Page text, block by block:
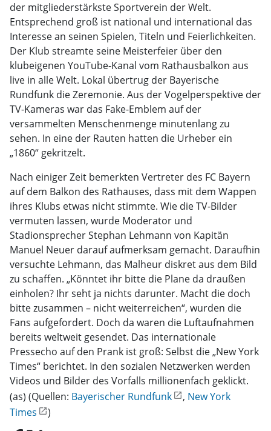
der mitgliederstärkste Sportverein der Welt.
Entsprechend groß ist national und international das
Interesse an seinen Spielen, Titeln und Feierlichkeiten.
Der Klub streamte seine Meisterfeier über den
klubeigenen YouTube-Kanal vom Rathausbalkon aus
live in alle Welt. Lokal übertrug der Bayerische
Rundfunk die Zeremonie. Aus der Vogelperspektive der
TV-Kameras war das Fake-Emblem auf der
versammelten Menschenmenge minutenlang zu
sehen. In eine der Rauten hatten die Urheber ein
„1860“ gekritzelt.
Nach einiger Zeit bemerkten Vertreter des FC Bayern
auf dem Balkon des Rathauses, dass mit dem Wappen
ihres Klubs etwas nicht stimmte. Wie die TV-Bilder
vermuten lassen, wurde Moderator und
Stadionsprecher Stephan Lehmann von Kapitän
Manuel Neuer darauf aufmerksam gemacht. Daraufhin
versuchte Lehmann, das Malheur diskret aus dem Bild
zu schaffen. „Könntet ihr bitte die Plane da draußen
einholen? Ihr seht ja nichts darunter. Macht die doch
bitte zusammen – nicht weiterreichen“, wurden die
Fans aufgefordert. Doch da waren die Luftaufnahmen
bereits weltweit gesendet. Das internationale
Pressecho auf den Prank ist groß: Selbst die „New York
Times“ berichtet. In den sozialen Netzwerken werden
Videos und Bilder des Vorfalls millionenfach geklickt.
(as) (Quellen: Bayerischer Rundfunk , New York
Times
)